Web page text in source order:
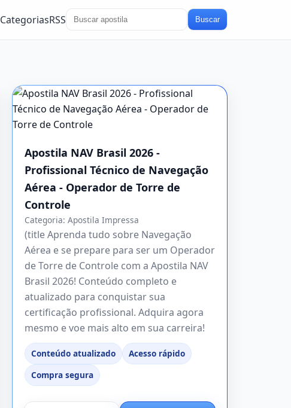
CategoriasRSS Buscar
Apostila NAV Brasil 2026 -
Profissional Técnico de Navegação
Aérea - Operador de Torre de
Controle
Categoria: Apostila Impressa
(title Aprenda tudo sobre Navegação
Aérea e se prepare para ser um Operador
de Torre de Controle com a Apostila NAV
Brasil 2026! Conteúdo completo e
atualizado para conquistar sua
certificação profissional. Adquira agora
mesmo e voe mais alto em sua carreira!
Conteúdo atualizado
Acesso rápido
Compra segura